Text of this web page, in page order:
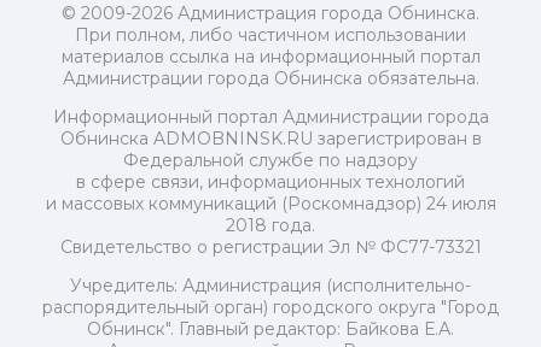
© 2009-2026 Администрация города Обнинска.
При полном, либо частичном использовании
материалов ссылка на информационный портал
Администрации города Обнинска обязательна.
Информационный портал Администрации города
Обнинска ADMOBNINSK.RU зарегистрирован в
Федеральной службе по надзору
в сфере связи, информационных технологий
и массовых коммуникаций (Роскомнадзор) 24 июля
2018 года.
Свидетельство о регистрации Эл № ФС77-73321
Учредитель: Администрация (исполнительно-
распорядительный орган) городского округа "Город
Обнинск". Главный редактор: Байкова Е.А.